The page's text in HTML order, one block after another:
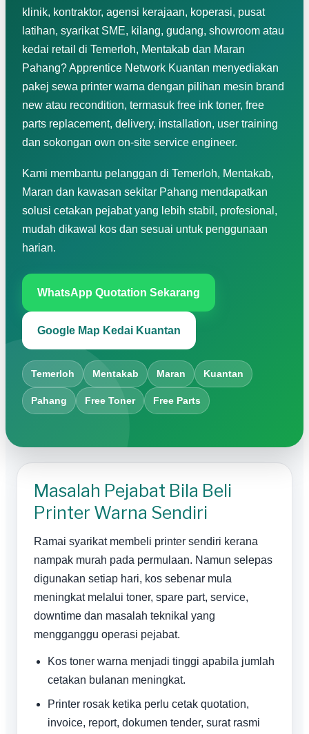
klinik, kontraktor, agensi kerajaan, koperasi, pusat
latihan, syarikat SME, kilang, gudang, showroom atau
kedai retail di Temerloh, Mentakab dan Maran
Pahang? Apprentice Network Kuantan menyediakan
pakej sewa printer warna dengan pilihan mesin brand
new atau recondition, termasuk free ink toner, free
parts replacement, delivery, installation, user training
dan sokongan own on-site service engineer.
Kami membantu pelanggan di Temerloh, Mentakab,
Maran dan kawasan sekitar Pahang mendapatkan
solusi cetakan pejabat yang lebih stabil, profesional,
mudah dikawal kos dan sesuai untuk penggunaan
harian.
WhatsApp Quotation Sekarang
Google Map Kedai Kuantan
Temerloh Mentakab Maran Kuantan
Pahang Free Toner Free Parts
Masalah Pejabat Bila Beli
Printer Warna Sendiri
Ramai syarikat membeli printer sendiri kerana
nampak murah pada permulaan. Namun selepas
digunakan setiap hari, kos sebenar mula
meningkat melalui toner, spare part, service,
downtime dan masalah teknikal yang
mengganggu operasi pejabat.
Kos toner warna menjadi tinggi apabila jumlah
cetakan bulanan meningkat.
Printer rosak ketika perlu cetak quotation,
invoice, report, dokumen tender, surat rasmi